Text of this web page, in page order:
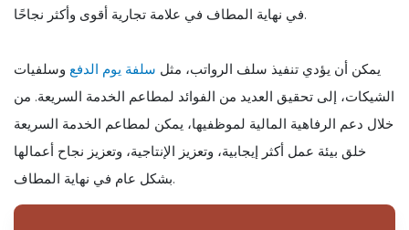
في نهاية المطاف في علامة تجارية أقوى وأكثر نجاحًا.
يمكن أن يؤدي تنفيذ سلف الرواتب، مثل سلفة يوم الدفع وسلفيات
الشيكات، إلى تحقيق العديد من الفوائد لمطاعم الخدمة السريعة. من
خلال دعم الرفاهية المالية لموظفيها، يمكن لمطاعم الخدمة السريعة
خلق بيئة عمل أكثر إيجابية، وتعزيز الإنتاجية، وتعزيز نجاح أعمالها
بشكل عام في نهاية المطاف.